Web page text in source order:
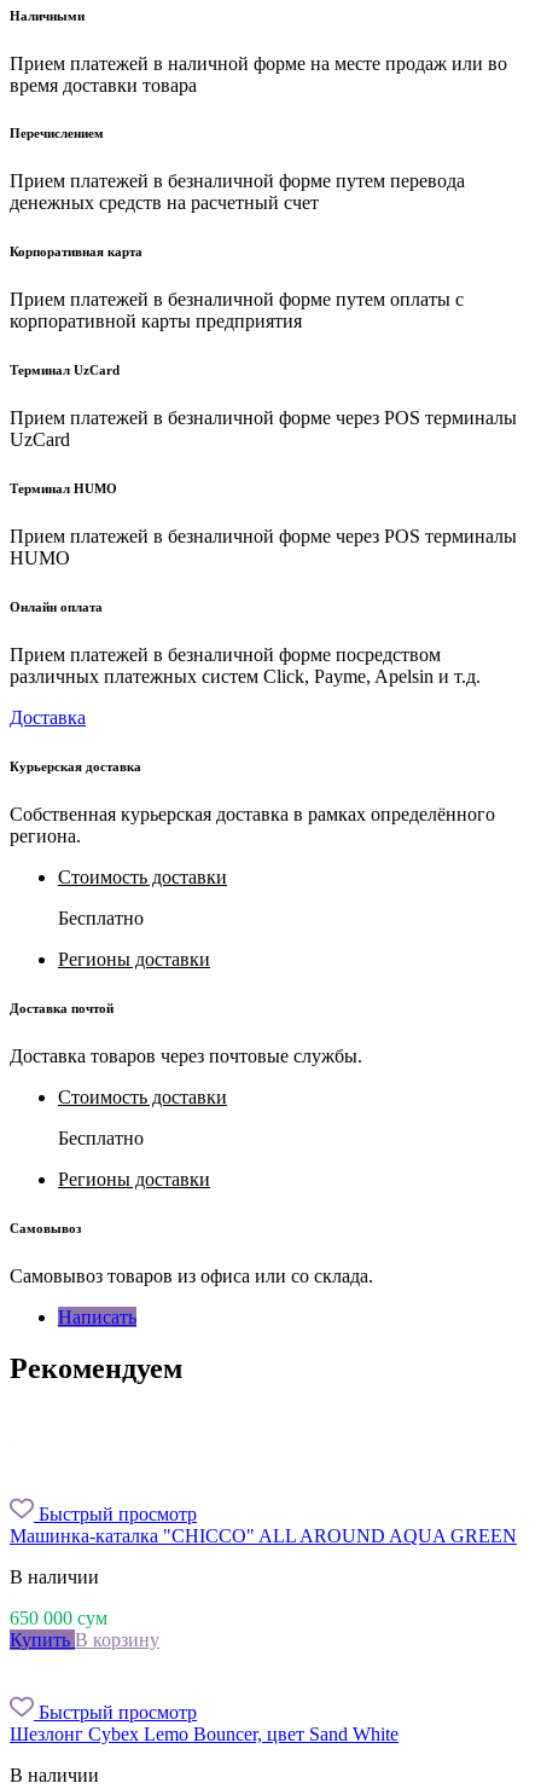
Наличными
Прием платежей в наличной форме на месте продаж или во
время доставки товара
Перечислением
Прием платежей в безналичной форме путем перевода
денежных средств на расчетный счет
Корпоративная карта
Прием платежей в безналичной форме путем оплаты с
корпоративной карты предприятия
Терминал UzCard
Прием платежей в безналичной форме через POS терминалы
UzCard
Терминал HUMO
Прием платежей в безналичной форме через POS терминалы
HUMO
Онлайн оплата
Прием платежей в безналичной форме посредством
различных платежных систем Click, Payme, Apelsin и т.д.
Доставка
Курьерская доставка
Собственная курьерская доставка в рамках определённого
региона.
Стоимость доставки
Бесплатно
Регионы доставки
Доставка почтой
Доставка товаров через почтовые службы.
Стоимость доставки
Бесплатно
Регионы доставки
Самовывоз
Самовывоз товаров из офиса или со склада.
Написать
Рекомендуем
Быстрый просмотр
Машинка-каталка "CHICCO" ALL AROUND AQUA GREEN
В наличии
650 000 сум
Купить В корзину
Быстрый просмотр
Шезлонг Cybex Lemo Bouncer, цвет Sand White
В наличии